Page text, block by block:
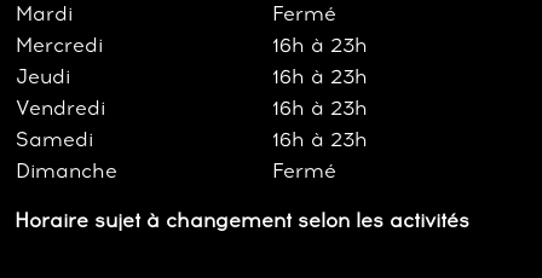
Mardi
Fermé
Mercredi
16h à 23h
Jeudi
16h à 23h
Vendredi
16h à 23h
Samedi
16h à 23h
Dimanche
Fermé
Horaire sujet à changement selon les activités